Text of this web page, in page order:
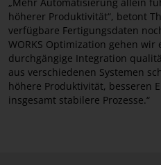
höherer Produktivität“, betont
verfügbare Fertigungsdaten
WORKS Optimization gehen
durchgängige Integration
aus verschiedenen Systemen
höhere Produktivität, besseren
insgesamt stabilere Prozesse.“